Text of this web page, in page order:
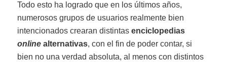
Todo esto ha logrado que en los últimos años,
numerosos grupos de usuarios realmente bien
intencionados crearan distintasenciclopedias
onlinealternativas, con el fin de poder contar, si
bien no una verdad absoluta, al menos con distintos